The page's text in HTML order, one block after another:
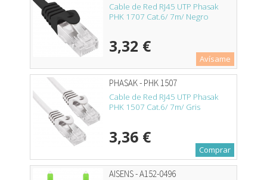
Cable de Red RJ45 UTP Phasak
PHK 1707 Cat.6/ 7m/ Negro
3,32 €
Avísame
PHASAK - PHK 1507
Cable de Red RJ45 UTP Phasak
PHK 1507 Cat.6/ 7m/ Gris
3,36 €
Comprar
AISENS - A152-0496